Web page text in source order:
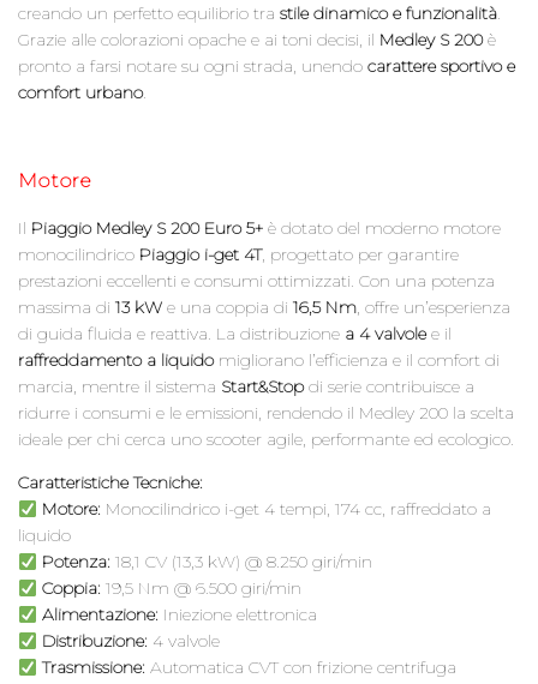
creando un perfetto equilibrio tra stile dinamico e funzionalità.
Grazie alle colorazioni opache e ai toni decisi, il Medley S 200è
pronto a farsi notare su ogni strada, unendo carattere sportivo e
comfort urbano.
Motore
Il Piaggio Medley S 200 Euro 5+ è dotato del moderno motore
monocilindrico Piaggio i-get 4T, progettato per garantire
prestazioni eccellenti e consumi ottimizzati. Con una potenza
massima di 13 kW e una coppia di 16,5 Nm, offre un’esperienza
di guida fluida e reattiva. La distribuzione a 4 valvolee il
raffreddamento a liquidomigliorano l’efficienza e il comfort di
marcia, mentre il sistema Start&Stopdi serie contribuisce a
ridurre i consumi e le emissioni, rendendo il Medley 200 la scelta
ideale per chi cerca uno scooter agile, performante ed ecologico.
Caratteristiche Tecniche:
Motore: Monocilindrico i-get 4 tempi, 174 cc, raffreddato a
liquido
Potenza: 18,1 CV (13,3 kW) @ 8.250 giri/min
Coppia: 19,5 Nm @ 6.500 giri/min
Alimentazione: Iniezione elettronica
Distribuzione: 4 valvole
Trasmissione: Automatica CVT con frizione centrifuga